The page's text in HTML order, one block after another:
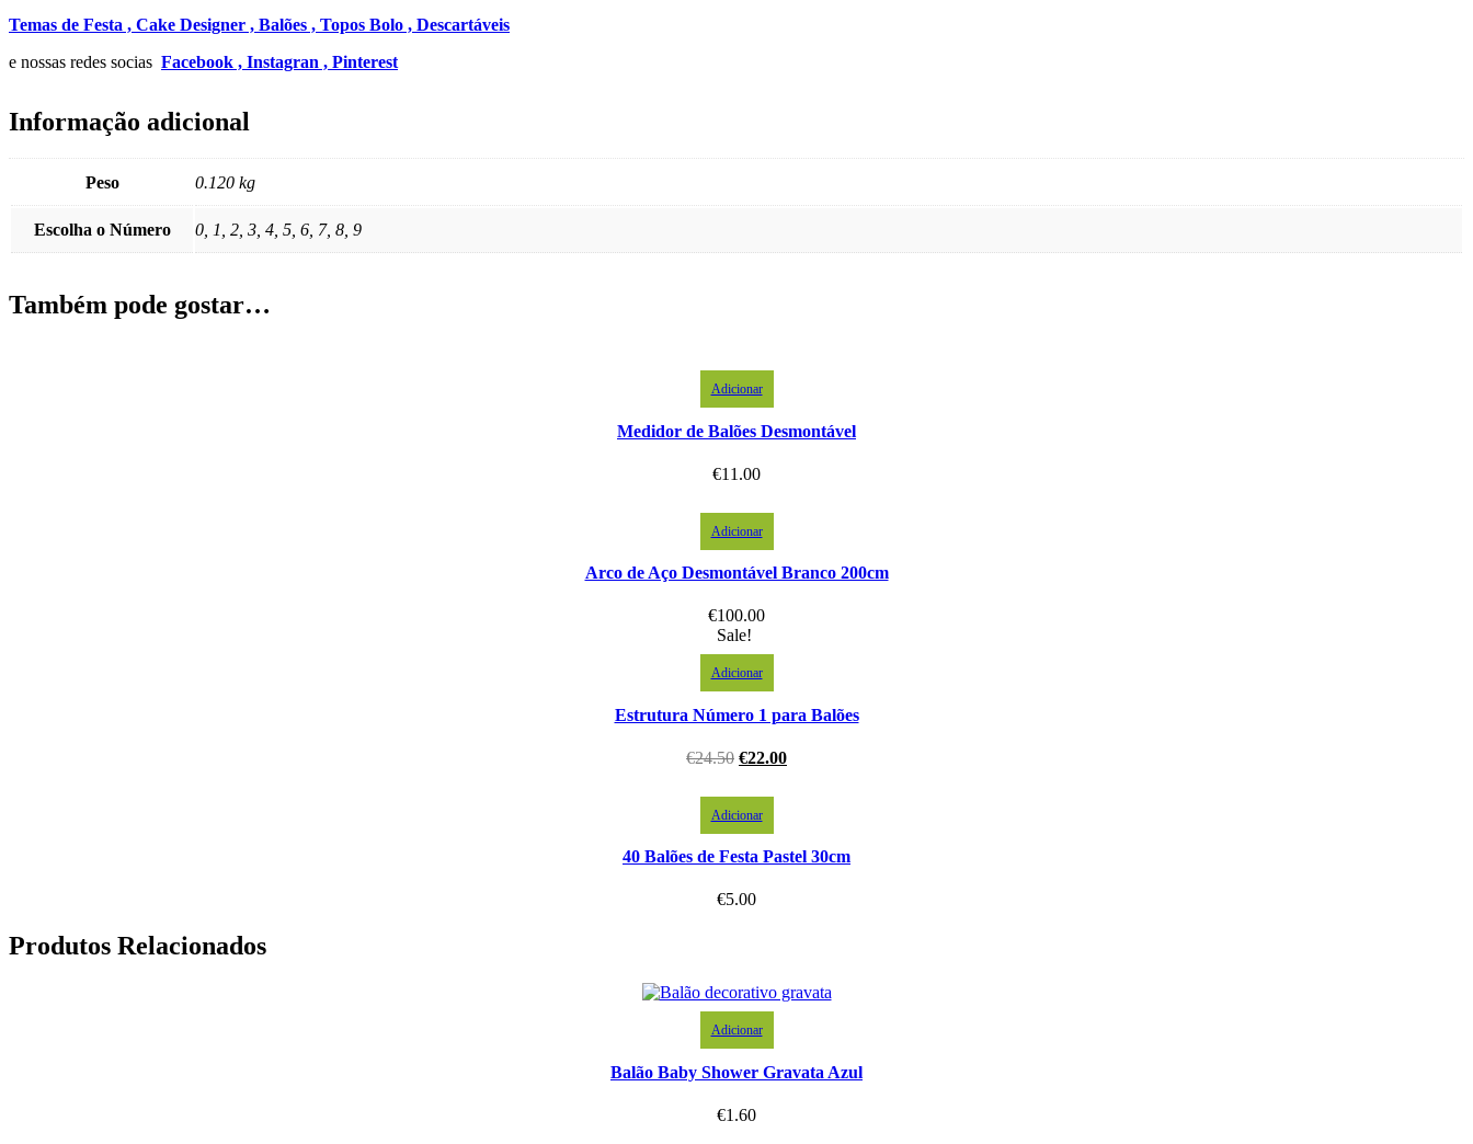
Temas de Festa , Cake Designer , Balões , Topos Bolo , Descartáveis
e nossas redes socias Facebook , Instagran , Pinterest
Informação adicional
Peso 0.120 kg
Escolha o Número 0, 1, 2, 3, 4, 5, 6, 7, 8, 9
Também pode gostar…
Adicionar
Medidor de Balões Desmontável
€11.00
Adicionar
Arco de Aço Desmontável Branco 200cm
€100.00
Sale!
Adicionar
Estrutura Número 1 para Balões
€24.50 €22.00
Adicionar
40 Balões de Festa Pastel 30cm
€5.00
Produtos Relacionados
Adicionar
Balão Baby Shower Gravata Azul
€1.60